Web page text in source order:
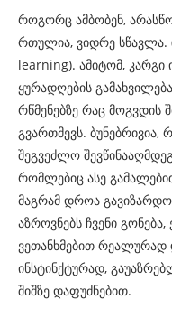
როგორც ამბობენ,
რთულია, ვიდრე
learning). ამიტომ, კარგი
ყურადღების
რწმენებზე რაც მოგვდის
გვართმევს. ბუნებრივია,
შეგვეძლო
რომლებიც ასე
მაგრამ დროა
აზროვნებს ჩვენი
ვეთანხმებით
ინსტინქტურად,
შიშზე დაფუძნებით.